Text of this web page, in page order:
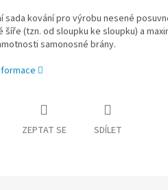
sada kování pro výrobu nesené
šíře (tzn. od sloupku ke sloupku) a
samonosné brány.
ZEPTAT SE SDÍLET